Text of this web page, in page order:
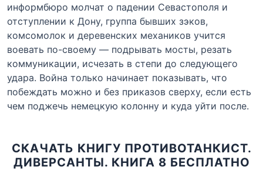
информбюро молчат о падении Севастополя и
отступлении к Дону, группа бывших зэков,
комсомолок и деревенских механиков учится
воевать по-своему — подрывать мосты, резать
коммуникации, исчезать в степи до следующего
удара. Война только начинает показывать, что
побеждать можно и без приказов сверху, если есть
чем поджечь немецкую колонну и куда уйти после.
СКАЧАТЬ КНИГУ ПРОТИВОТАНКИСТ.
ДИВЕРСАНТЫ. КНИГА 8 БЕСПЛАТНО